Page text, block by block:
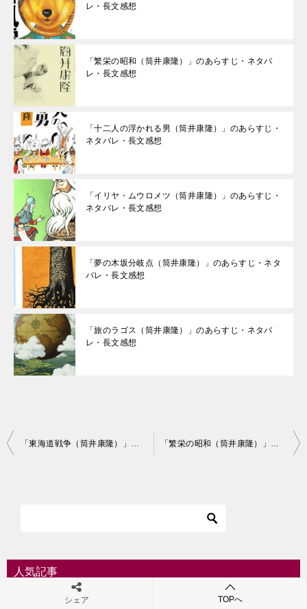
レ・長文感想
「繁栄の昭和（筒井康隆）」のあらすじ・ネタバ
レ・長文感想
「十二人の浮かれる男（筒井康隆）」のあらすじ・
ネタバレ・長文感想
「イリヤ・ムウロメツ（筒井康隆）」のあらすじ・
ネタバレ・長文感想
「夢の木坂分岐点（筒井康隆）」のあらすじ・ネタ
バレ・長文感想
「旅のラゴス（筒井康隆）」のあらすじ・ネタバ
レ・長文感想
投
シ
「東海道戦争（筒井康隆）」のあらすじ・ネタバレ・長文感想 「繁栄の昭和（筒井康隆）」のあらすじ・ネタバレ・長文感想
人気記事
シェア TOPへ